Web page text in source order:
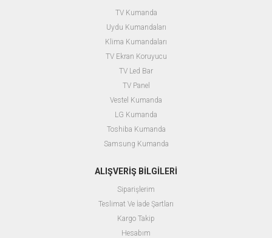
TV Kumanda
Uydu Kumandaları
Klima Kumandaları
TV Ekran Koruyucu
TV Led Bar
TV Panel
Vestel Kumanda
LG Kumanda
Toshiba Kumanda
Samsung Kumanda
ALIŞVERİŞ BİLGİLERİ
Siparişlerim
Teslimat Ve İade Şartları
Kargo Takip
Hesabım